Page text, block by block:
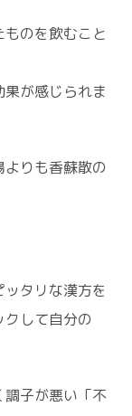
のを飲むこと
が感じられま
りも香蘇散の
タリな漢方を
して自分の
子が悪い「不